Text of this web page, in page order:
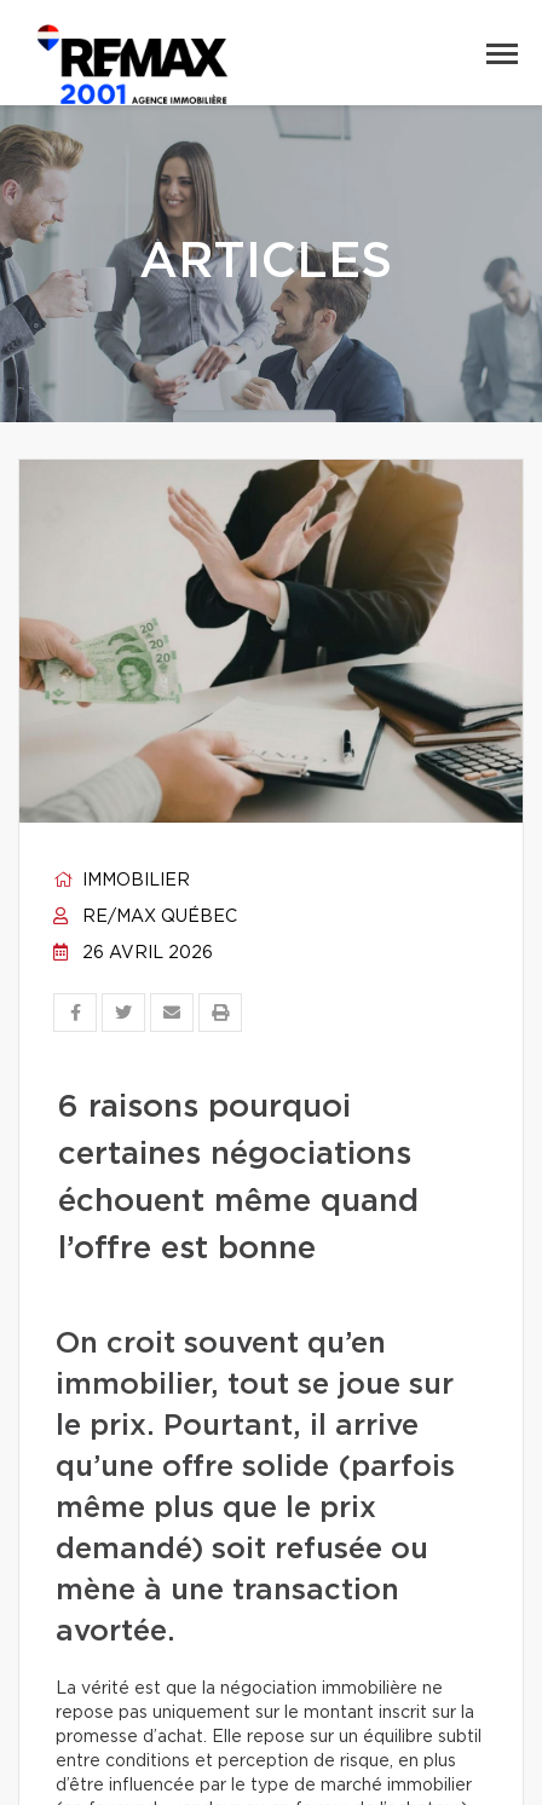
ARTICLES
IMMOBILIER
RE/MAX QUÉBEC
26 AVRIL 2026
6 raisons pourquoi
certaines négociations
échouent même quand
l’offre est bonne
On croit souvent qu’en
immobilier, tout se joue sur
le prix. Pourtant, il arrive
qu’une offre solide (parfois
même plus que le prix
demandé) soit refusée ou
mène à une transaction
avortée.
La vérité est que la négociation immobilière ne
repose pas uniquement sur le montant inscrit sur la
promesse d’achat. Elle repose sur un équilibre subtil
entre conditions et perception de risque, en plus
d’être influencée par le type de marché immobilier